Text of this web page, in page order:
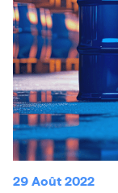
29 Août 2022